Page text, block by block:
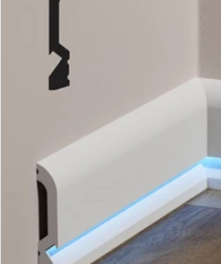
Apri supporto 0 in modalità modale